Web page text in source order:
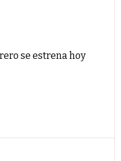
se estrena hoy